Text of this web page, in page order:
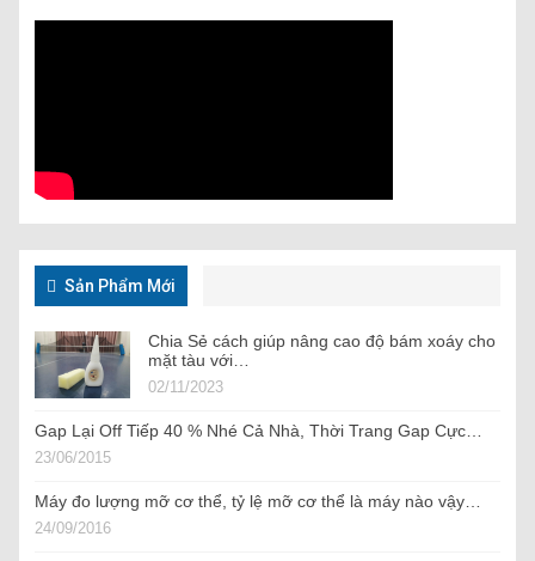
Sản Phẩm Mới
Chia Sẻ cách giúp nâng cao độ bám xoáy cho
mặt tàu với…
02/11/2023
Gap Lại Off Tiếp 40 % Nhé Cả Nhà, Thời Trang Gap Cực…
23/06/2015
Máy đo lượng mỡ cơ thể, tỷ lệ mỡ cơ thể là máy nào vậy…
24/09/2016